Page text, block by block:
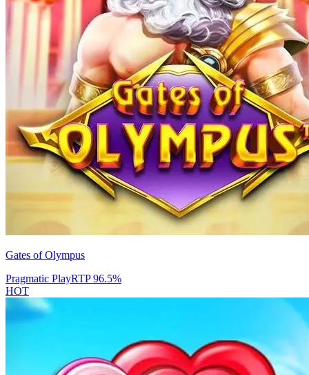
Gates of Olympus
Pragmatic PlayRTP96.5%
HOT